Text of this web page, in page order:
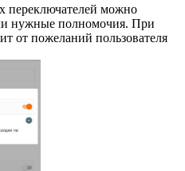
переключателей можно
нужные полномочия. При
от пожеланий пользователя